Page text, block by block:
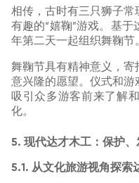
相传，古时有三只狮子
有趣的“嬉鞠”游戏。基
年第二天一起组织舞鞠节
舞鞠节具有精神意义，
意兴隆的愿望。仪式和
吸引众多游客前来了解
化。
5. 现代达才木工：保护
5.1. 从文化旅游视角探索